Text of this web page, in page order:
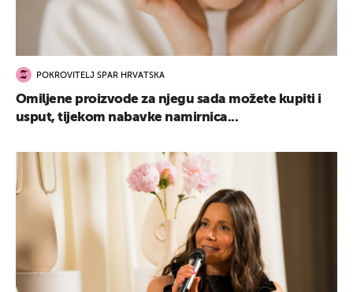
POKROVITELJ SPAR HRVATSKA
Omiljene proizvode za njegu sada možete kupiti i
usput, tijekom nabavke namirnica...